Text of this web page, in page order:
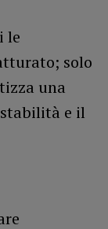
le
solo
una
e il